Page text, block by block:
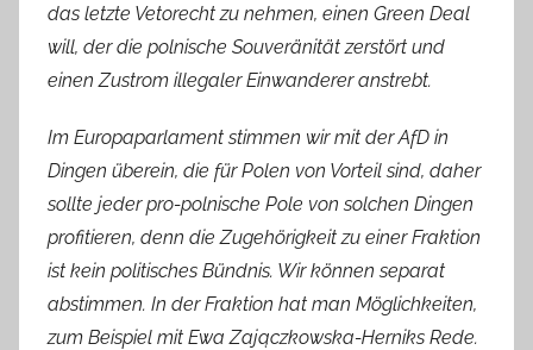
das letzte Vetorecht zu nehmen, einen Green Deal
will, der die polnische Souveränität zerstört und
einen Zustrom illegaler Einwanderer anstrebt.
Im Europaparlament stimmen wir mit der AfD in
Dingen überein, die für Polen von Vorteil sind, daher
sollte jeder pro-polnische Pole von solchen Dingen
profitieren, denn die Zugehörigkeit zu einer Fraktion
ist kein politisches Bündnis. Wir können separat
abstimmen. In der Fraktion hat man Möglichkeiten,
zum Beispiel mit Ewa Zajączkowska-Herniks Rede.